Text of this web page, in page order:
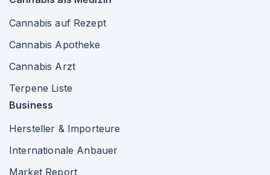
Cannabis auf Rezept
Cannabis Apotheke
Cannabis Arzt
Terpene Liste
Business
Hersteller & Importeure
Internationale Anbauer
Market Report